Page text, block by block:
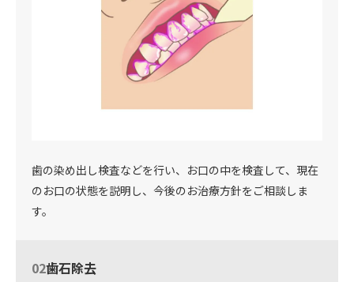
歯の染め出し検査などを行い、お口の中を検査して、現在
のお口の状態を説明し、今後のお治療方針をご相談しま
す。
02歯石除去